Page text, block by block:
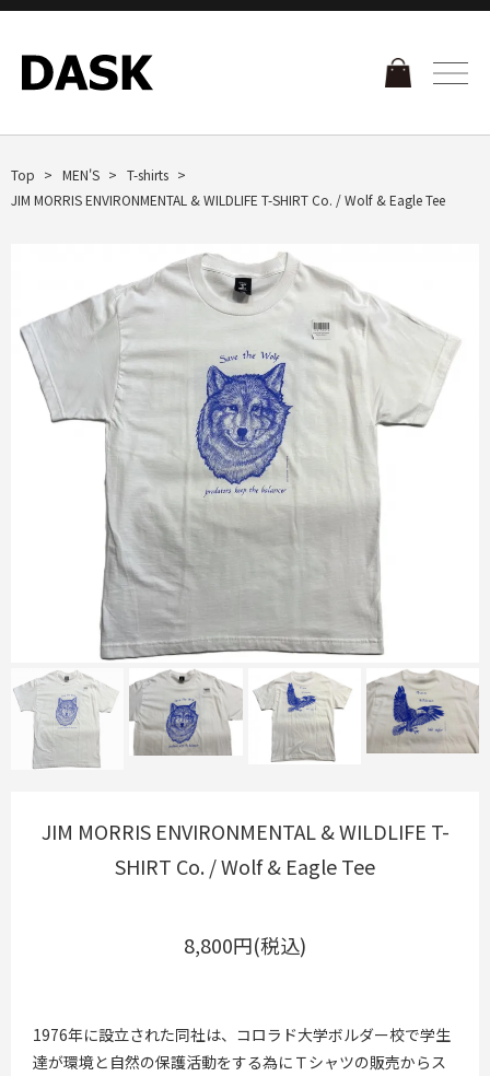
Top MEN'S
T-shirts
JIM MORRIS ENVIRONMENTAL & WILDLIFE T-SHIRT Co. / Wolf & Eagle Tee
JIM MORRIS ENVIRONMENTAL & WILDLIFE T-
SHIRT Co. / Wolf & Eagle Tee
8,800円(税込)
1976年に設立された同社は、コロラド大学ボルダー校で学生
達が環境と自然の保護活動をする為にＴシャツの販売からス